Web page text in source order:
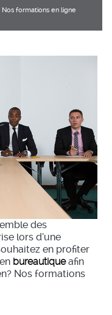
Nos formations en ligne
des
lors d’une
en profiter
bureautiqueafin
Nos formations